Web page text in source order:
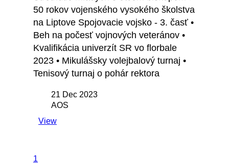
50 rokov vojenského vysokého školstva
na Liptove Spojovacie vojsko - 3. časť •
Beh na počesť vojnových veteránov •
Kvalifikácia univerzít SR vo florbale
2023 • Mikulášsky volejbalový turnaj •
Tenisový turnaj o pohár rektora
21 Dec 2023
AOS
View
1